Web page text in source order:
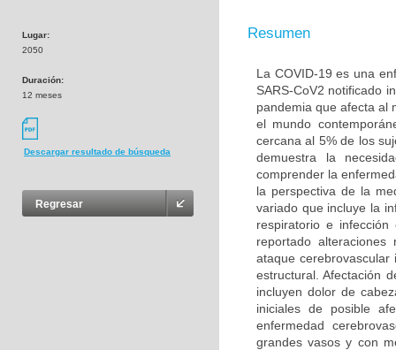
Lugar:
2050
Duración:
12 meses
Descargar resultado de búsqueda
Regresar
Resumen
La COVID-19 es una
SARS-CoV2 notificado
pandemia que afecta al
el mundo
cercana al 5% de los
demuestra la
comprender la
la perspectiva de la
variado que incluye la
respiratorio e
reportado alteraciones
ataque cerebrovascular
estructural. Afectación
incluyen dolor de
iniciales de posible
enfermedad
grandes vasos y con